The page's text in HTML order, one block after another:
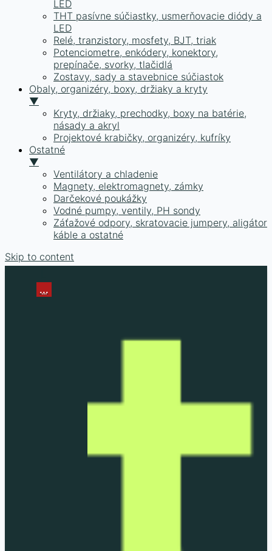
LED
THT pasívne súčiastky, usmerňovacie diódy a
LED
Relé, tranzistory, mosfety, BJT, triak
Potenciometre, enkódery, konektory,
prepínače, svorky, tlačidlá
Zostavy, sady a stavebnice súčiastok
Obaly, organizéry, boxy, držiaky a kryty
▼
Kryty, držiaky, prechodky, boxy na batérie,
násady a akryl
Projektové krabičky, organizéry, kufríky
Ostatné
▼
Ventilátory a chladenie
Magnety, elektromagnety, zámky
Darčekové poukážky
Vodné pumpy, ventily, PH sondy
Záťažové odpory, skratovacie jumpery, aligátor
káble a ostatné
Skip to content
...
...